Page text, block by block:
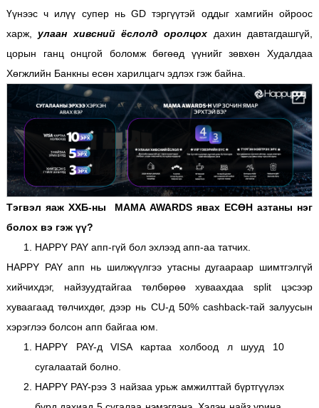
Үүнээс ч илүү супер нь GD тэргүүтэй оддыг хамгийн ойроос
харж, улаан хивсний ёслолд оролцох дахин давтагдашгүй,
цорын ганц онцгой боломж бөгөөд үүнийг зөвхөн Худалдаа
Хөгжлийн Банкны есөн харилцагч эдлэх гэж байна.
Тэгвэл яаж ХХБ-ны MAMA AWARDS явах ЕСӨН азтаны нэг
болох вэ гэж үү?
HAPPY PAY апп-гүй бол эхлээд апп-аа татчих.
HAPPY PAY aпп нь шилжүүлгээ утасны дугаараар шимтгэлгүй
хийчихдэг, найзуудтайгаа төлбөрөө хуваахдаа split цэсээр
хуваагаад төлчихдөг, дээр нь СU-д 50% cashback-тай залуусын
хэрэглээ болсон апп байгаа юм.
HAPPY PAY-д VISA картаа холбоод л шууд 10
сугалаатай болно.
HAPPY PAY-рээ 3 найзаа урьж амжилттай бүртгүүлэх